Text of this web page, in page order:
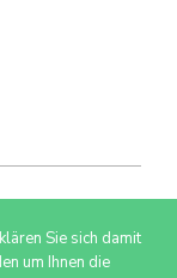
Sie sich damit
um Ihnen die